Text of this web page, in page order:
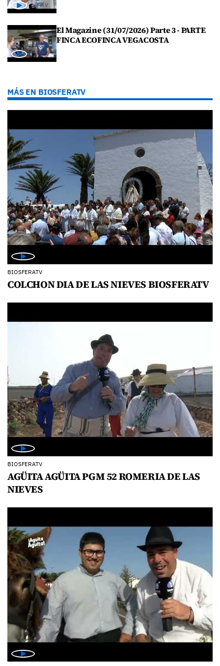
El Magazine (31/07/2026) Parte 3 - PARTE
FINCA ECOFINCA VEGACOSTA
MÁS EN BIOSFERATV
BIOSFERATV
COLCHON DIA DE LAS NIEVES BIOSFERATV
BIOSFERATV
AGÜITA AGÜITA PGM 52 ROMERIA DE LAS
NIEVES